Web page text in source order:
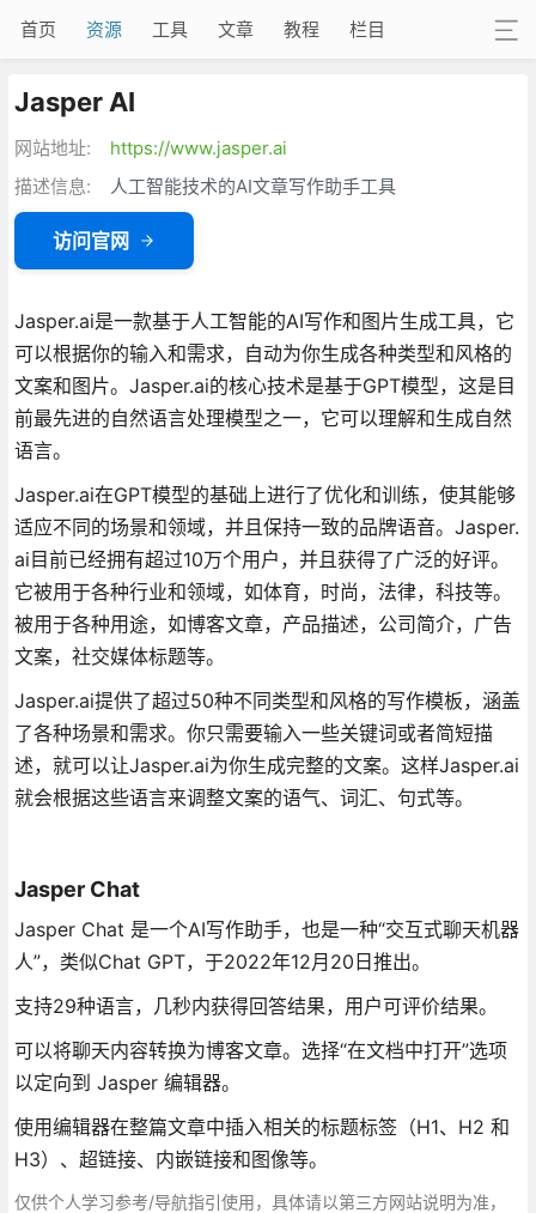
首页 资源 工具 文章 教程 栏目
Jasper AI
网站地址:
https://www.jasper.ai
描述信息:
人工智能技术的AI文章写作助手工具
访问官网
Jasper.ai是一款基于人工智能的AI写作和图片生成工具，它
可以根据你的输入和需求，自动为你生成各种类型和风格的
文案和图片。Jasper.ai的核心技术是基于GPT模型，这是目
前最先进的自然语言处理模型之一，它可以理解和生成自然
语言。
Jasper.ai在GPT模型的基础上进行了优化和训练，使其能够
适应不同的场景和领域，并且保持一致的品牌语音。Jasper.
ai目前已经拥有超过10万个用户，并且获得了广泛的好评。
它被用于各种行业和领域，如体育，时尚，法律，科技等。
被用于各种用途，如博客文章，产品描述，公司简介，广告
文案，社交媒体标题等。
Jasper.ai提供了超过50种不同类型和风格的写作模板，涵盖
了各种场景和需求。你只需要输入一些关键词或者简短描
述，就可以让Jasper.ai为你生成完整的文案。这样Jasper.ai
就会根据这些语言来调整文案的语气、词汇、句式等。
Jasper Chat
Jasper Chat 是一个AI写作助手，也是一种“交互式聊天机器
人”，类似Chat GPT，于2022年12月20日推出。
支持29种语言，几秒内获得回答结果，用户可评价结果。
可以将聊天内容转换为博客文章。选择“在文档中打开”选项
以定向到 Jasper 编辑器。
使用编辑器在整篇文章中插入相关的标题标签（H1、H2 和
H3）、超链接、内嵌链接和图像等。
仅供个人学习参考/导航指引使用，具体请以第三方网站说明为准，